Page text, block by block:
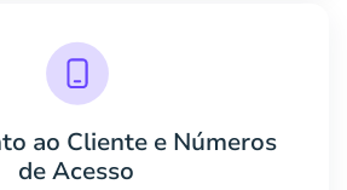
ao Cliente e Números
de Acesso